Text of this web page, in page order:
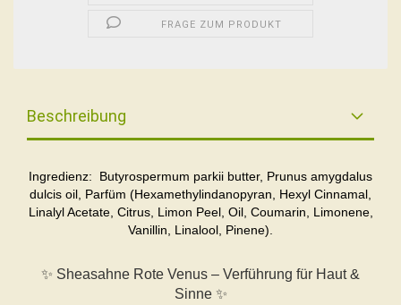
FRAGE ZUM PRODUKT
Beschreibung
Ingredienz: Butyrospermum parkii butter, Prunus amygdalus
dulcis oil, Parfüm (Hexamethylindanopyran, Hexyl Cinnamal,
Linalyl Acetate, Citrus, Limon Peel, Oil, Coumarin, Limonene,
Vanillin, Linalool, Pinene).
✨ Sheasahne Rote Venus – Verführung für Haut &
Sinne ✨